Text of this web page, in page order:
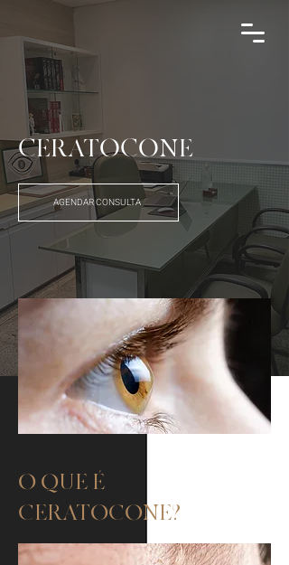
CERATOCONE
AGENDAR CONSULTA
O QUE É
CERATOCONE?